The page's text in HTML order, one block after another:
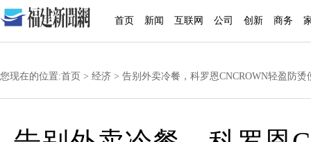
首页 新闻 互联网 公司 创新 商务
您现在的位置:首页 > 经济 > 告别外卖冷餐，科罗恩CNCROWN轻盈防